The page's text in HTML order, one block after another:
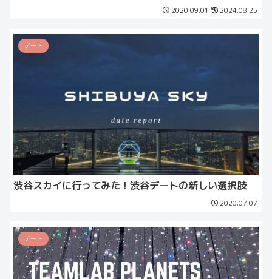
2020.09.01 2024.08.25
デート
渋谷スカイに行ってみた！渋谷デートの新しい選択肢
2020.07.07
デート